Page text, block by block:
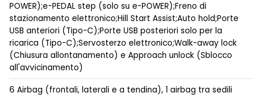
POWER);e-PEDAL step (solo su e-POWER);Freno di
stazionamento elettronico;Hill Start Assist;Auto hold;Porte
USB anteriori (Tipo-C);Porte USB posteriori solo per la
ricarica (Tipo-C);Servosterzo elettronico;Walk-away lock
(Chiusura allontanamento) e Approach unlock (Sblocco
all'avvicinamento)
6 Airbag (frontali, laterali e a tendina), 1 airbag tra sedili